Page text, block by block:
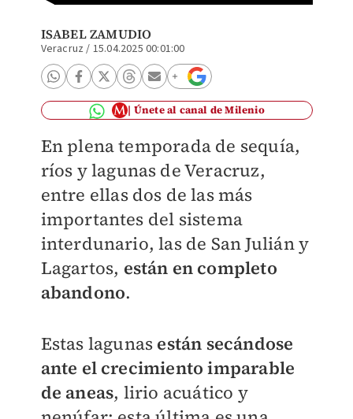
ISABEL ZAMUDIO
Veracruz / 15.04.2025 00:01:00
Únete al canal de Milenio
En plena temporada de sequía,
ríos y lagunas de Veracruz,
entre ellas dos de las más
importantes del sistema
interdunario, las de San Julián y
Lagartos, están en completo
abandono.
Estas lagunas están secándose
ante el crecimiento imparable
de aneas, lirio acuático y